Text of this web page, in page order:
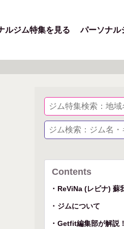
ルジム特集を見る パーソナル
Contents
ReViNa (レビナ) 蘇
ジムについて
Getfit編集部が解説！